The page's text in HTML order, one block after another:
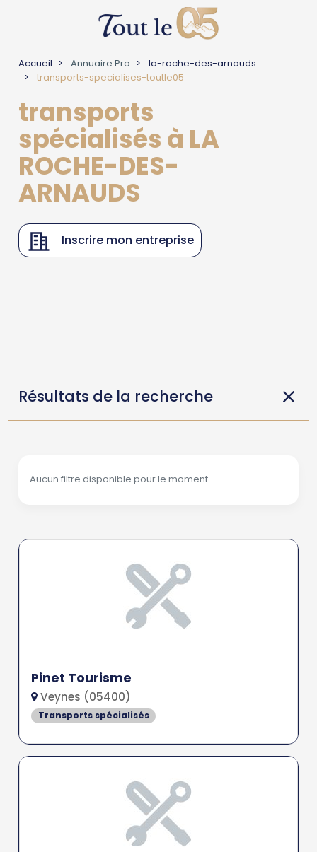
Accueil Annuaire Pro
la-roche-des-arnauds
transports-specialises-toutle05
transports
spécialisés à LA
ROCHE-DES-
ARNAUDS
Inscrire mon entreprise
Résultats de la recherche
Aucun filtre disponible pour le moment.
Pinet Tourisme
Veynes (05400)
Transports spécialisés